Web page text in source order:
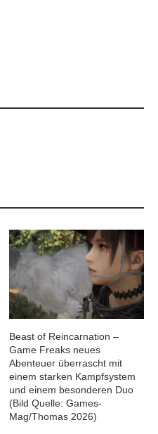
Beast of Reincarnation –
Game Freaks neues
Abenteuer überrascht mit
einem starken Kampfsystem
und einem besonderen Duo
(Bild Quelle: Games-
Mag/Thomas 2026)